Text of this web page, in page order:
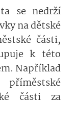
se nedrží
na dětské
části,
k této
Například
části za